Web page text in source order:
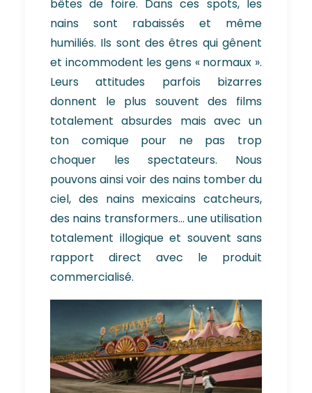
bêtes de foire. Dans ces spots, les
nains sont rabaissés et même
humiliés. Ils sont des êtres qui gênent
et incommodent les gens « normaux ».
Leurs attitudes parfois bizarres
donnent le plus souvent des films
totalement absurdes mais avec un
ton comique pour ne pas trop
choquer les spectateurs. Nous
pouvons ainsi voir des nains tomber du
ciel, des nains mexicains catcheurs,
des nains transformers… une utilisation
totalement illogique et souvent sans
rapport direct avec le produit
commercialisé.